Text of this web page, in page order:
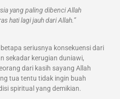
yang paling dibenci Allah
hati lagi jauh dari Allah.”
seriusnya konsekuensi dari
sekadar kerugian duniawi,
dari kasih sayang Allah
tua tentu tidak ingin buah
spiritual yang demikian.